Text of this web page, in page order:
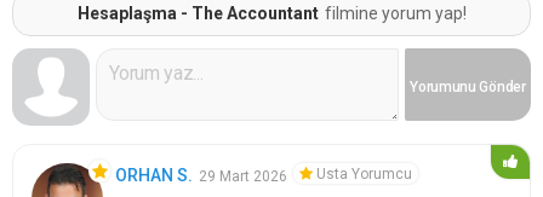
Hesaplaşma - The Accountant filmine yorum yap!
Yorumunu Gönder
ORHAN S. 29 Mart 2026 Usta Yorumcu